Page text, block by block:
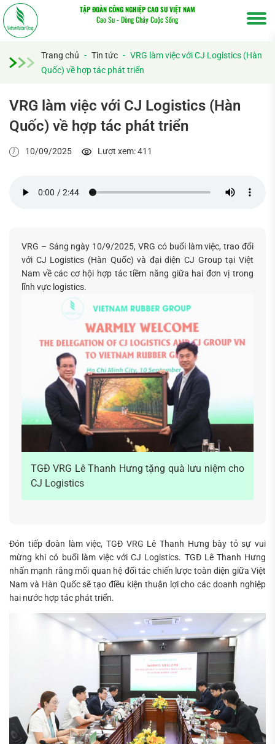
TẬP ĐOÀN CÔNG NGHIỆP CAO SU VIỆT NAM
Cao Su - Dòng Chảy Cuộc Sống
Trang chủ - Tin tức - VRG làm việc với CJ Logistics (Hàn
Quốc) về hợp tác phát triển
VRG làm việc với CJ Logistics (Hàn
Quốc) về hợp tác phát triển
10/09/2025 Lượt xem: 411
VRG – Sáng ngày 10/9/2025, VRG có buổi làm việc, trao đổi
với CJ Logistics (Hàn Quốc) và đại diện CJ Group tại Việt
Nam về các cơ hội hợp tác tiềm năng giữa hai đơn vị trong
lĩnh vực logistics.
TGĐ VRG Lê Thanh Hưng tặng quà lưu niệm cho
CJ Logistics
Đón tiếp đoàn làm việc, TGĐ VRG Lê Thanh Hưng bày tỏ sự vui
mừng khi có buổi làm việc với CJ Logistics. TGĐ Lê Thanh Hưng
nhấn mạnh rằng mối quan hệ đối tác chiến lược toàn diện giữa Việt
Nam và Hàn Quốc sẽ tạo điều kiện thuận lợi cho các doanh nghiệp
hai nước hợp tác phát triển.
Tìm
kiếm...